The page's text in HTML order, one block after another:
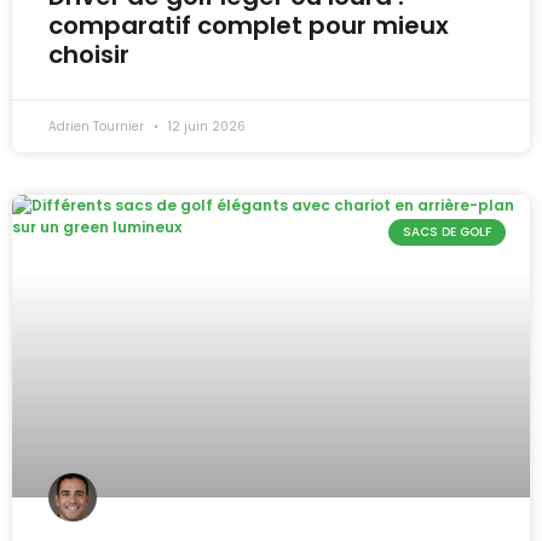
comparatif complet pour mieux
choisir
Adrien Tournier 12 juin 2026
SACS DE GOLF